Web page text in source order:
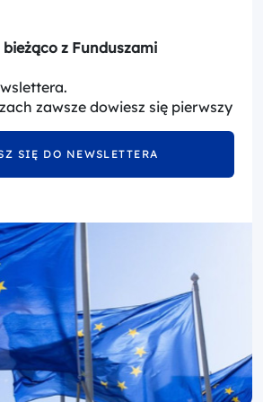
bieżąco z Funduszami
zawsze dowiesz się pierwszy
SIĘ DO NEWSLETTERA